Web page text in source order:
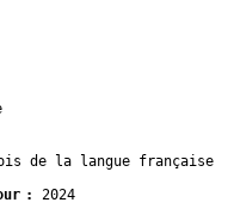
de la langue française
2024